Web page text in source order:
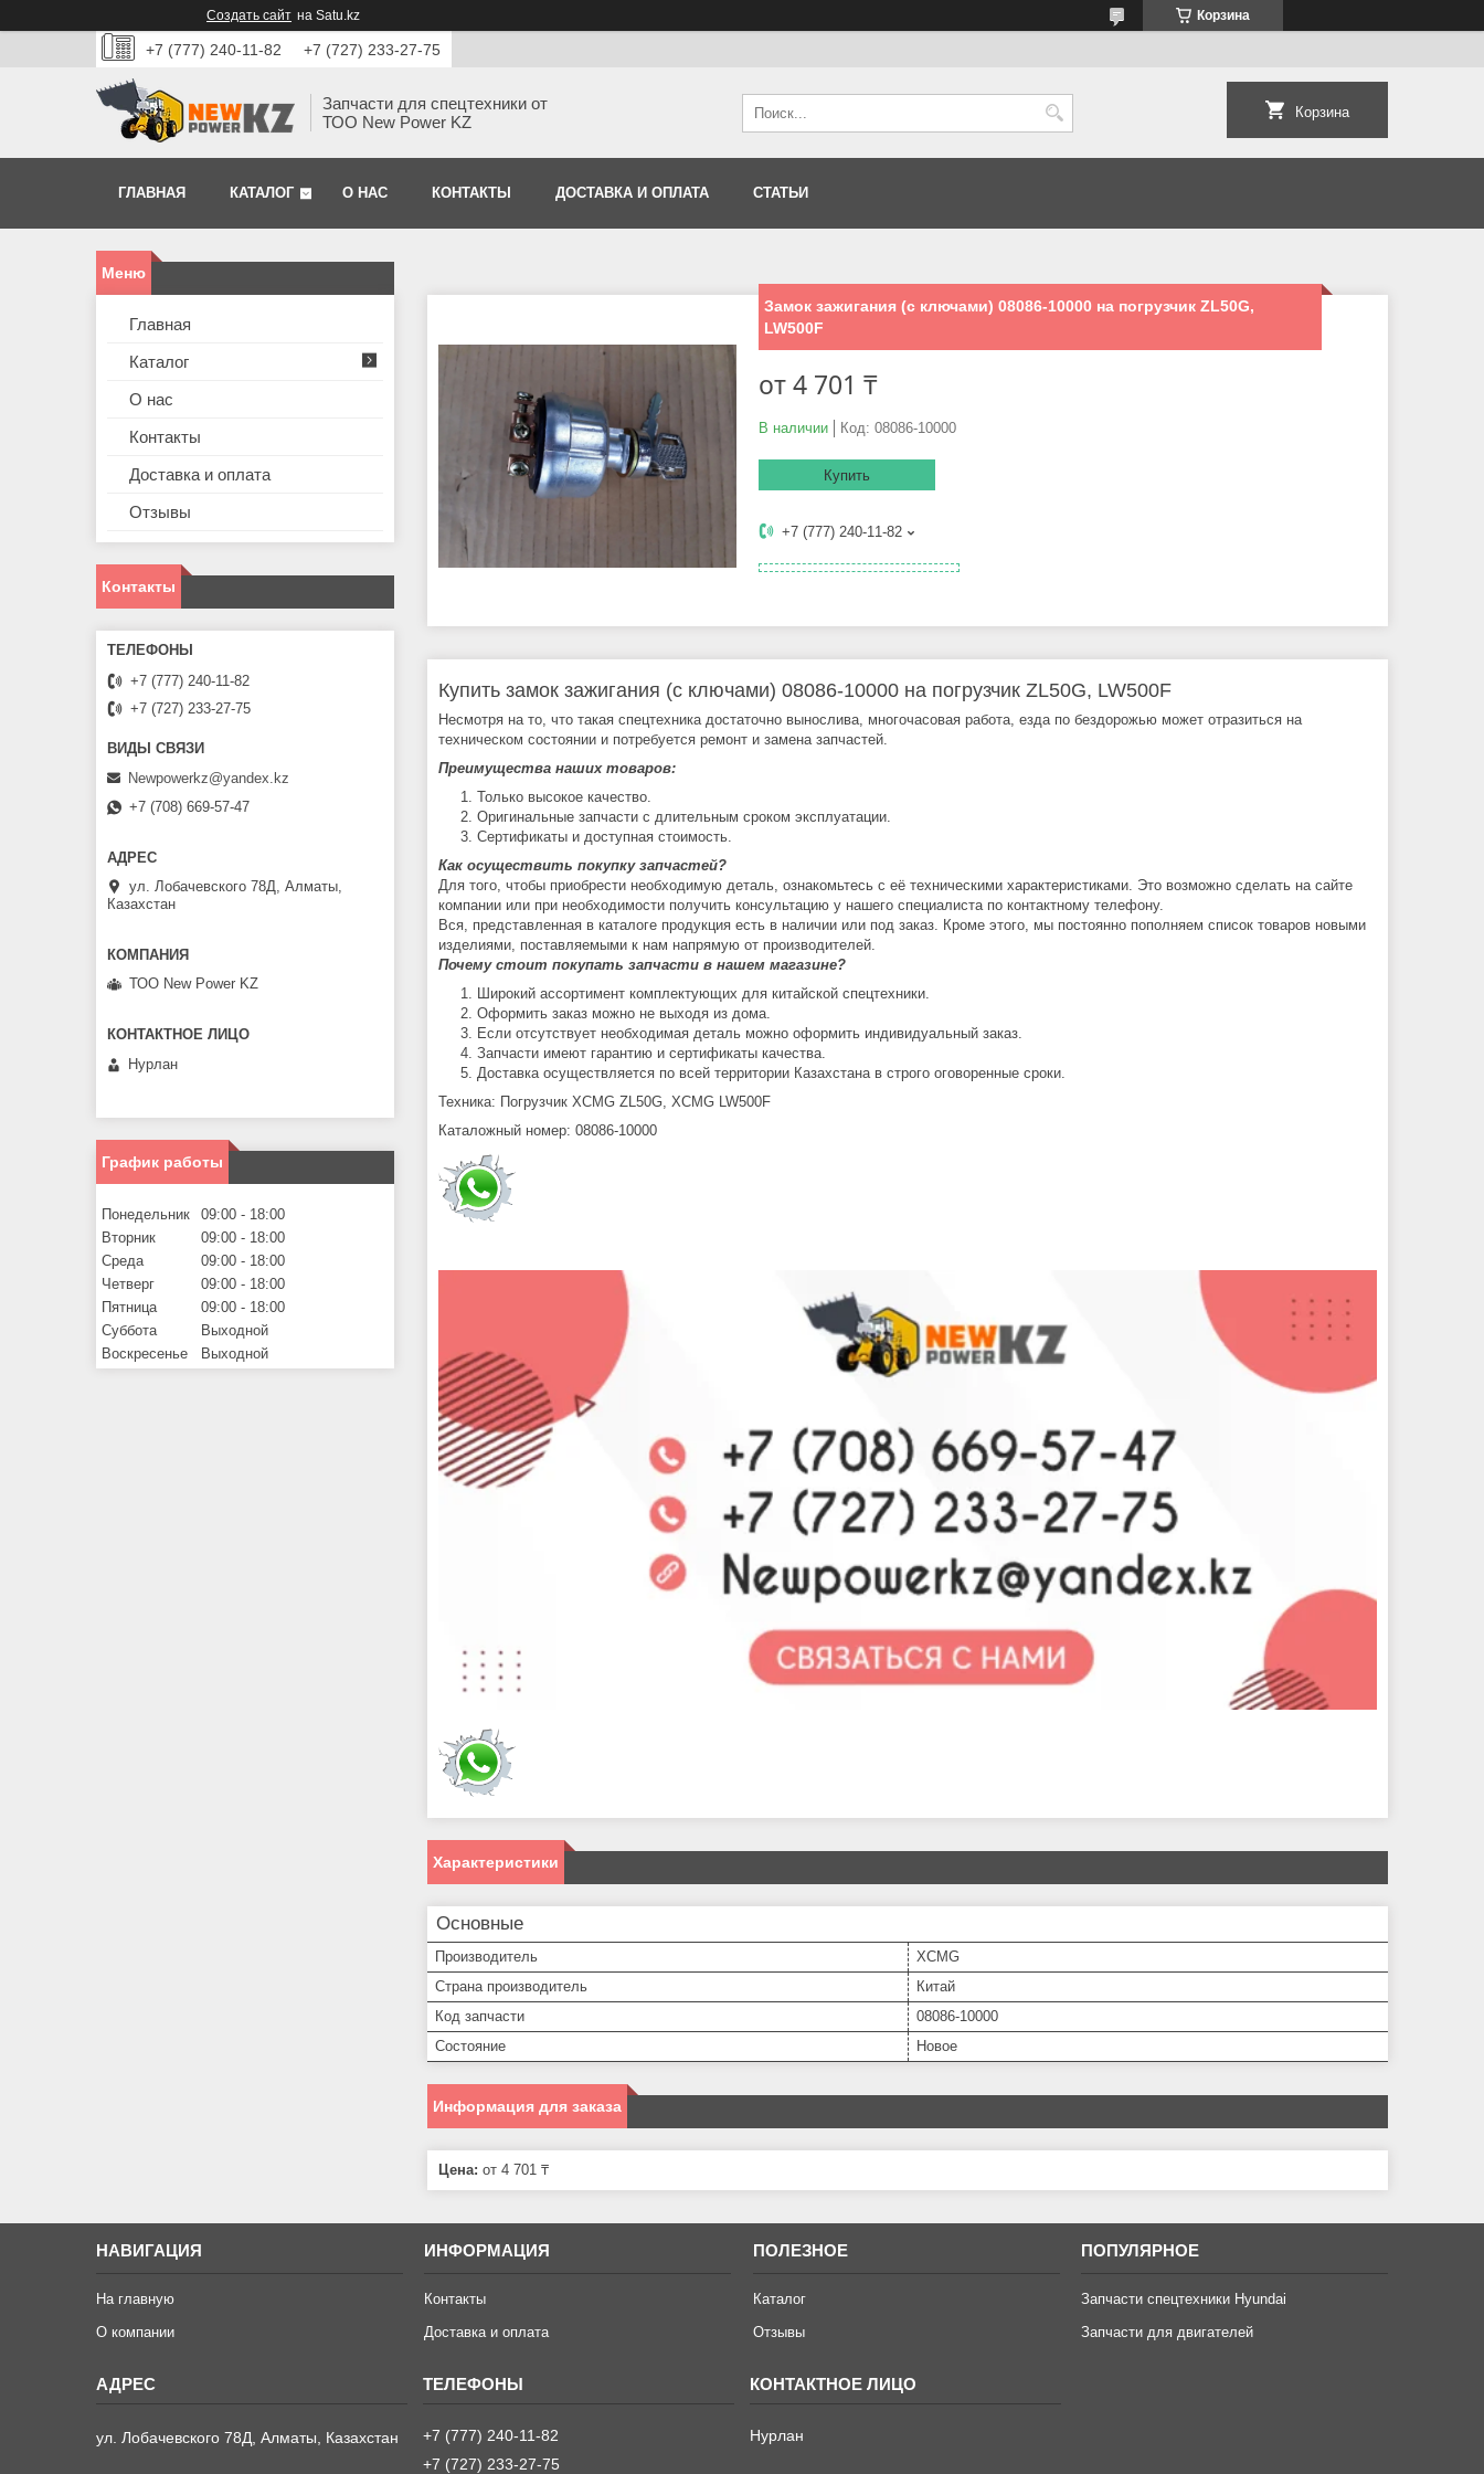
Создать сайт на Satu.kz Корзина
+7 (777) 240-11-82 +7 (727) 233-27-75
Запчасти для спецтехники от
ТОО New Power KZ
Корзина
ГЛАВНАЯ КАТАЛОГ О НАС КОНТАКТЫ ДОСТАВКА И ОПЛАТА СТАТЬИ
Замок зажигания (с ключами) 08086-10000 на погрузчик ZL50G,
LW500F
от4 701 ₸
В наличии Код: 08086-10000
Купить
+7 (777) 240-11-82
Купить замок зажигания (с ключами) 08086-10000 на погрузчик ZL50G, LW500F
Несмотря на то, что такая спецтехника достаточно вынослива, многочасовая работа, езда по бездорожью может отразиться на
техническом состоянии и потребуется ремонт и замена запчастей.
Преимущества наших товаров:
Только высокое качество.
Оригинальные запчасти с длительным сроком эксплуатации.
Сертификаты и доступная стоимость.
Как осуществить покупку запчастей?
Для того, чтобы приобрести необходимую деталь, ознакомьтесь с её техническими характеристиками. Это возможно сделать на сайте
компании или при необходимости получить консультацию у нашего специалиста по контактному телефону.
Вся, представленная в каталоге продукция есть в наличии или под заказ. Кроме этого, мы постоянно пополняем список товаров новыми
изделиями, поставляемыми к нам напрямую от производителей.
Почему стоит покупать запчасти в нашем магазине?
Широкий ассортимент комплектующих для китайской спецтехники.
Оформить заказ можно не выходя из дома.
Если отсутствует необходимая деталь можно оформить индивидуальный заказ.
Запчасти имеют гарантию и сертификаты качества.
Доставка осуществляется по всей территории Казахстана в строго оговоренные сроки.
Техника: Погрузчик XCMG ZL50G, XCMG LW500F
Каталожный номер: 08086-10000
Характеристики
Основные
Производитель
XCMG
Страна производитель
Китай
Код запчасти
08086-10000
Состояние
Новое
Информация для заказа
Цена: от 4 701 ₸
Главная
Каталог
О нас
Контакты
Доставка и оплата
Отзывы
Контакты
+7 (777) 240-11-82
+7 (727) 233-27-75
Newpowerkz@yandex.kz
+7 (708) 669-57-47
ул. Лобачевского 78Д, Алматы,
Казахстан
ТОО New Power KZ
Нурлан
График работы
Понедельник 09:00
18:00
Вторник
09:00
18:00
Среда
09:00
18:00
Четверг
09:00
18:00
Пятница
09:00
18:00
Суббота
Выходной
Воскресенье
Выходной
НАВИГАЦИЯ
На главную
О компании
ИНФОРМАЦИЯ
Контакты
Доставка и оплата
ПОЛЕЗНОЕ
Каталог
Отзывы
ПОПУЛЯРНОЕ
Запчасти спецтехники Hyundai
Запчасти для двигателей
ул. Лобачевского 78Д, Алматы, Казахстан
+7 (777) 240-11-82
+7 (727) 233-27-75
Нурлан